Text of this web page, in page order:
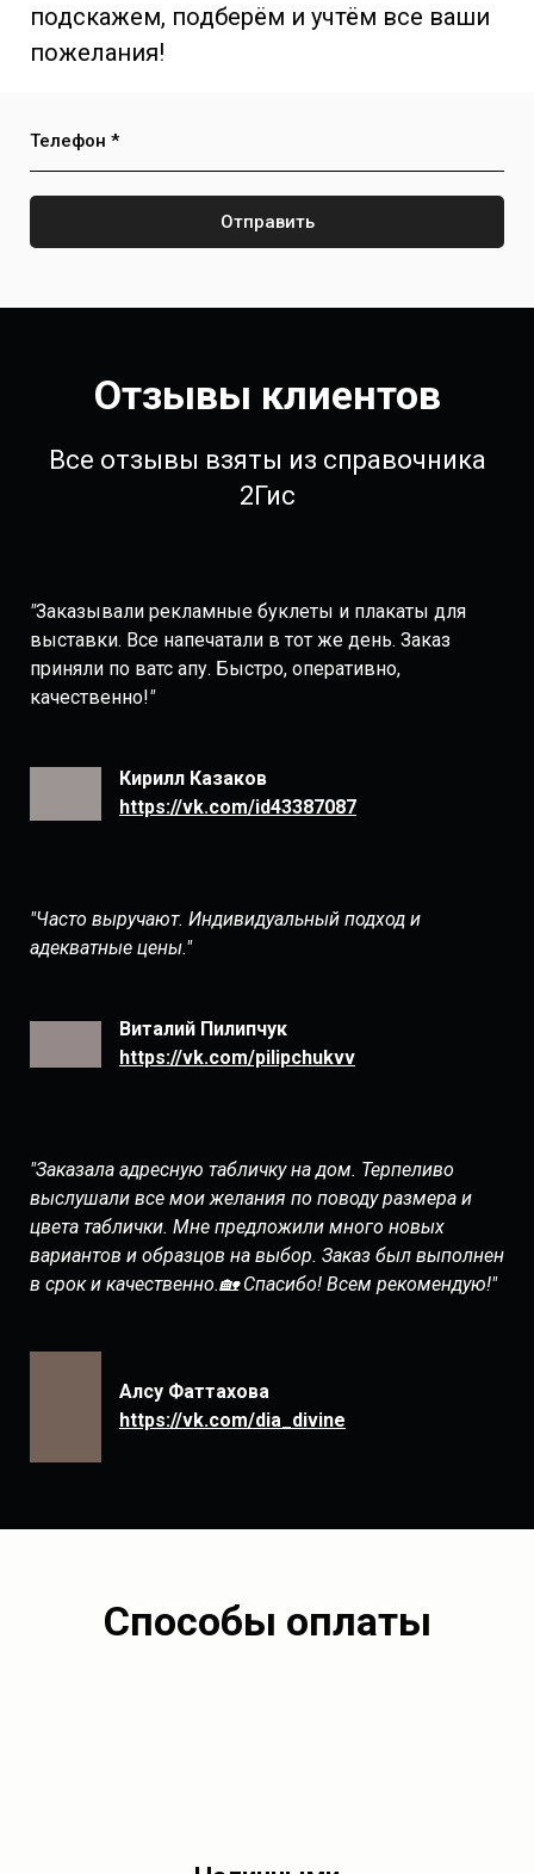
подскажем, подберём и учтём все ваши
пожелания!
Телефон *
Отправить
Отзывы клиентов
Все отзывы взяты из справочника
2Гис
"Заказывали рекламные буклеты и плакаты для
выставки. Все напечатали в тот же день. Заказ
приняли по ватс апу. Быстро, оперативно,
качественно!"
Кирилл Казаков
https://vk.com/id43387087
"Часто выручают. Индивидуальный подход и
адекватные цены."
Виталий Пилипчук
https://vk.com/pilipchukvv
"Заказала адресную табличку на дом. Терпеливо
выслушали все мои желания по поводу размера и
цвета таблички. Мне предложили много новых
вариантов и образцов на выбор. Заказ был выполнен
в срок и качественно.🏡 Спасибо! Всем рекомендую!"
Алсу Фаттахова
https://vk.com/dia_divine
Способы оплаты